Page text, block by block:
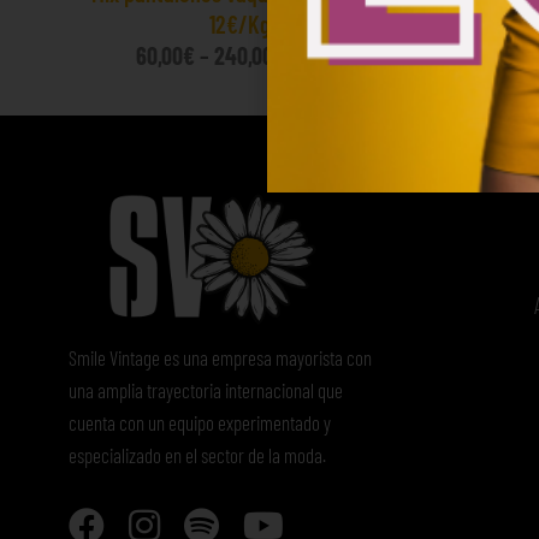
12€/Kg
60,00€ – 240,00 (sin IVA)
Smile Vintage es una empresa mayorista con
una amplia trayectoria internacional que
cuenta con un equipo experimentado y
especializado en el sector de la moda.